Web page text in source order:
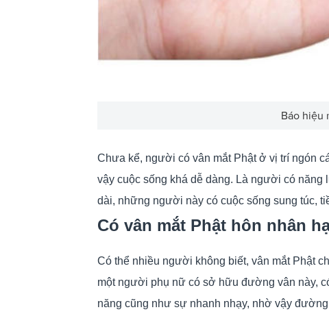
Báo hiệu
Chưa kể, người có vân mắt Phật ở vị trí ngón
vậy cuộc sống khá dễ dàng. Là người có
dài, những người này có cuộc sống sung túc,
Có vân mắt Phật hôn nhân
Có thể nhiều người không biết, vân mắt Phật
một người phụ nữ có sở hữu đường vân này,
năng cũng như sự nhanh nhạy, nhờ vậy